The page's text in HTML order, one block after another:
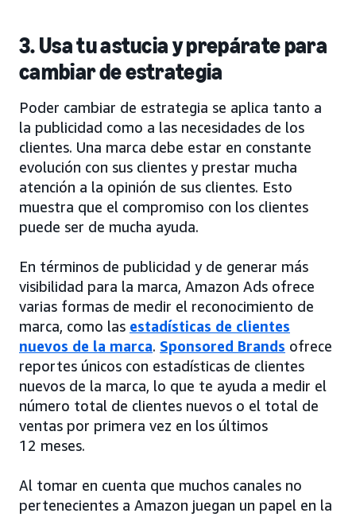
3. Usa tu astucia y prepárate para
cambiar de estrategia
Poder cambiar de estrategia se aplica tanto a
la publicidad como a las necesidades de los
clientes. Una marca debe estar en constante
evolución con sus clientes y prestar mucha
atención a la opinión de sus clientes. Esto
muestra que el compromiso con los clientes
puede ser de mucha ayuda.
En términos de publicidad y de generar más
visibilidad para la marca, Amazon Ads ofrece
varias formas de medir el reconocimiento de
marca, como las estadísticas de clientes
nuevos de la marca. Sponsored Brands ofrece
reportes únicos con estadísticas de clientes
nuevos de la marca, lo que te ayuda a medir el
número total de clientes nuevos o el total de
ventas por primera vez en los últimos
12 meses.
Al tomar en cuenta que muchos canales no
pertenecientes a Amazon juegan un papel en la